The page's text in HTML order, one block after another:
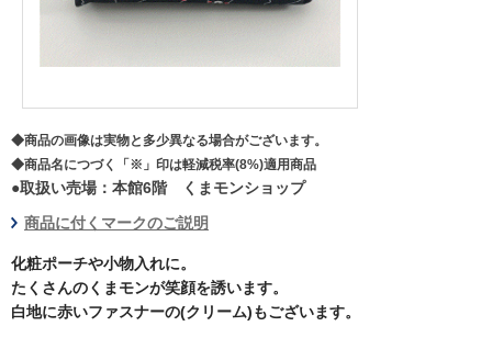
◆商品の画像は実物と多少異なる場合がございます。
◆商品名につづく「※」印は軽減税率(8%)適用商品
●取扱い売場：本館6階 くまモンショップ
商品に付くマークのご説明
化粧ポーチや小物入れに。
たくさんのくまモンが笑顔を誘います。
白地に赤いファスナーの(クリーム)もございます。